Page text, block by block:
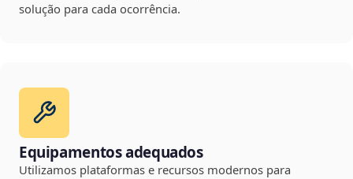
solução para cada ocorrência.
Equipamentos adequados
Utilizamos plataformas e recursos modernos para